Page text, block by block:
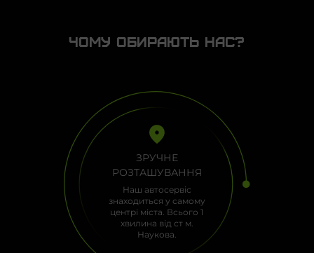
Чому обирають нас?
ЗРУЧНЕ
РОЗТАШУВАННЯ
Наш автосервіс
знаходиться у самому
центрі міста. Всього 1
хвилина від ст м.
Наукова.